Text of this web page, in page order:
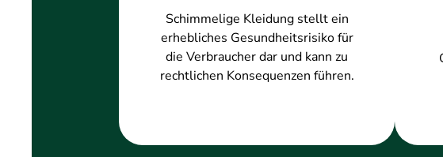
Schimmelige Kleidung stellt ein
erhebliches Gesundheitsrisiko für
die Verbraucher dar und kann zu
rechtlichen Konsequenzen führen.